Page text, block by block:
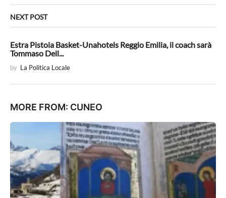
NEXT POST
Estra Pistoia Basket-Unahotels Reggio Emilia, il coach sarà
Tommaso Dell...
by La Politica Locale
MORE FROM: CUNEO